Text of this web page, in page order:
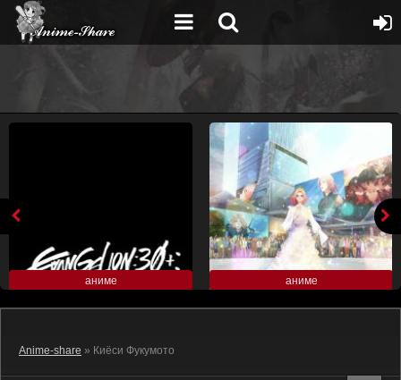
аниме аниме
Anime-share » Киёси Фукумото